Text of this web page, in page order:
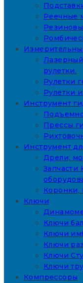
Реечные
рулетки.
Рулетки
Рулетки
Инструмент
Прессы
Инструмент
Дрели,
Запчасти
Коронки,
Ключи
Ключи
Ключи
Ключи
Ключи
Ключи
Компрессоры